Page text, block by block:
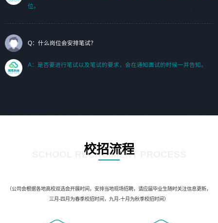
位。
Q：什么岗位会安排笔试？
A：是否要进行笔试以及笔试的要求，会在通知面试的时候一并告知。
校招流程
SCHOOL RECRUIMENT PROCESS
（公司会根据各地高校双选会开展时间，安排当地现场招聘，请应届毕业生随时关注信息更新，
三月-四月为春季校招时间，九月-十月为秋季校招时间）